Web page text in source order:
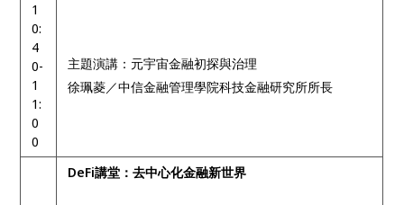
1
0:
4
0-
1
1:
0
0
主題演講：元宇宙金融初探與治理
徐珮菱／中信金融管理學院科技金融研究所所長
DeFi講堂：去中心化金融新世界